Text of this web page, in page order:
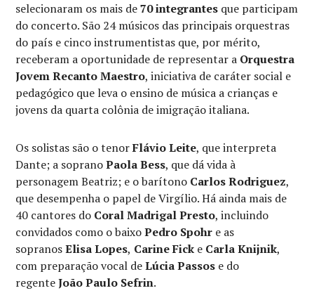
selecionaram os mais de70 integrantes que participam
do concerto. São 24 músicos das principais orquestras
do país e cinco instrumentistas que, por mérito,
receberam a oportunidade de representar a Orquestra
Jovem Recanto Maestro, iniciativa de caráter social e
pedagógico que leva o ensino de música a crianças e
jovens da quarta colônia de imigração italiana.
Os solistas são o tenorFlávio Leite, que interpreta
Dante; a sopranoPaola Bess, que dá vida à
personagem Beatriz; e o barítono Carlos Rodriguez,
que desempenha o papel de Virgílio. Há ainda mais de
40 cantores do Coral Madrigal Presto, incluindo
convidados como o baixoPedro Spohr e as
sopranosElisa Lopes, Carine Fick e Carla Knijnik,
com preparação vocal deLúcia Passos e do
regenteJoão Paulo Sefrin.